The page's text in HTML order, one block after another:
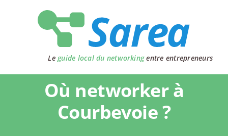
Le guide local du networkingentre entrepreneurs
Où networker à
Courbevoie ?